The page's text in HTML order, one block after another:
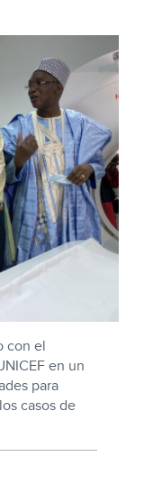
con el
en un
para
casos de